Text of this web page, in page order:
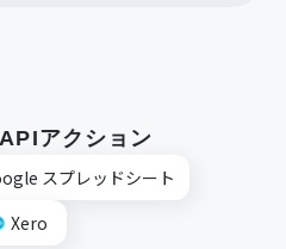
アクション
スプレッドシート
Xero